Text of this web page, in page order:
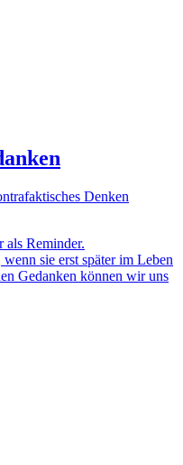
als Reminder.
sie erst später im Leben
Gedanken können wir uns